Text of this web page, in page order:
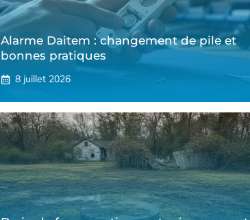
Alarme Daitem : changement de pile et
bonnes pratiques
8 juillet 2026